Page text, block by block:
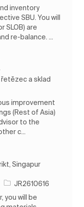
inventory
SBU. You will
SLOB) are
re-balance. ...
a sklad
improvement
(Rest of Asia)
to the
c...
Singapur
ID úlohy
JR2610616
you will be